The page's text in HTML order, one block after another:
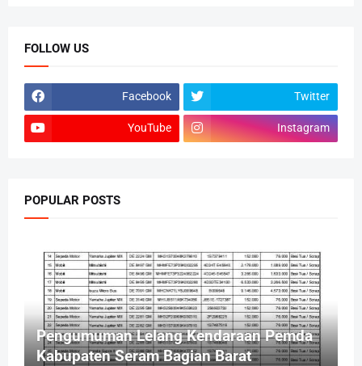
FOLLOW US
Facebook Twitter
YouTube Instagram
POPULAR POSTS
Pengumuman Lelang Kendaraan Pemda
Kabupaten Seram Bagian Barat